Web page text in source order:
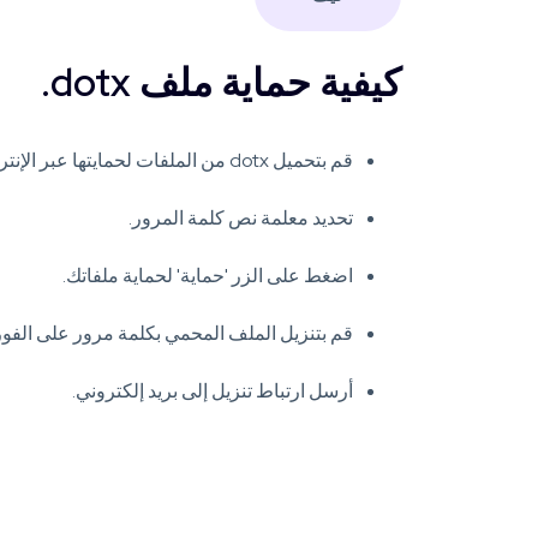
كيفية حماية ملف dotx.
قم بتحميل dotx من الملفات لحمايتها عبر الإنترنت.
تحديد معلمة نص كلمة المرور.
اضغط على الزر 'حماية' لحماية ملفاتك.
قم بتنزيل الملف المحمي بكلمة مرور على
أرسل ارتباط تنزيل إلى بريد إلكتروني.